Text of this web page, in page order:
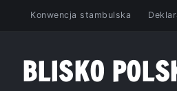
PrzejdźKonwencja stambulska
BLISKO